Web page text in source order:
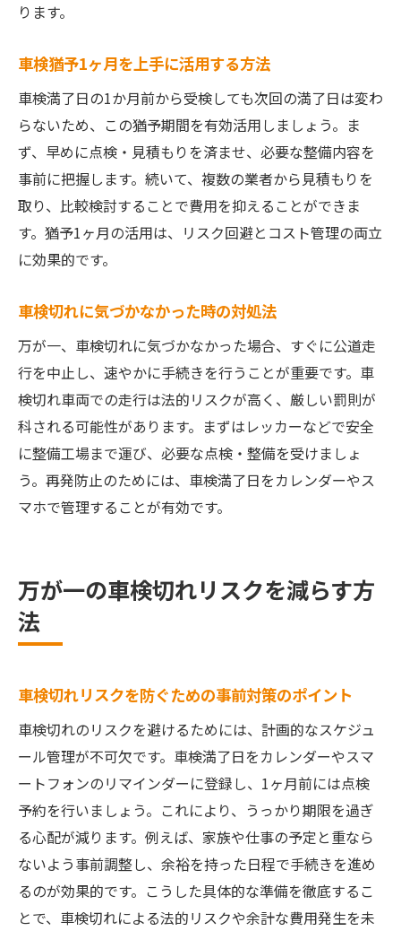
ります。
車検猶予1ヶ月を上手に活用する方法
車検満了日の1か月前から受検しても次回の満了日は変わ
らないため、この猶予期間を有効活用しましょう。ま
ず、早めに点検・見積もりを済ませ、必要な整備内容を
事前に把握します。続いて、複数の業者から見積もりを
取り、比較検討することで費用を抑えることができま
す。猶予1ヶ月の活用は、リスク回避とコスト管理の両立
に効果的です。
車検切れに気づかなかった時の対処法
万が一、車検切れに気づかなかった場合、すぐに公道走
行を中止し、速やかに手続きを行うことが重要です。車
検切れ車両での走行は法的リスクが高く、厳しい罰則が
科される可能性があります。まずはレッカーなどで安全
に整備工場まで運び、必要な点検・整備を受けましょ
う。再発防止のためには、車検満了日をカレンダーやス
マホで管理することが有効です。
万が一の車検切れリスクを減らす方
法
車検切れリスクを防ぐための事前対策のポイント
車検切れのリスクを避けるためには、計画的なスケジュ
ール管理が不可欠です。車検満了日をカレンダーやスマ
ートフォンのリマインダーに登録し、1ヶ月前には点検
予約を行いましょう。これにより、うっかり期限を過ぎ
る心配が減ります。例えば、家族や仕事の予定と重なら
ないよう事前調整し、余裕を持った日程で手続きを進め
るのが効果的です。こうした具体的な準備を徹底するこ
とで、車検切れによる法的リスクや余計な費用発生を未